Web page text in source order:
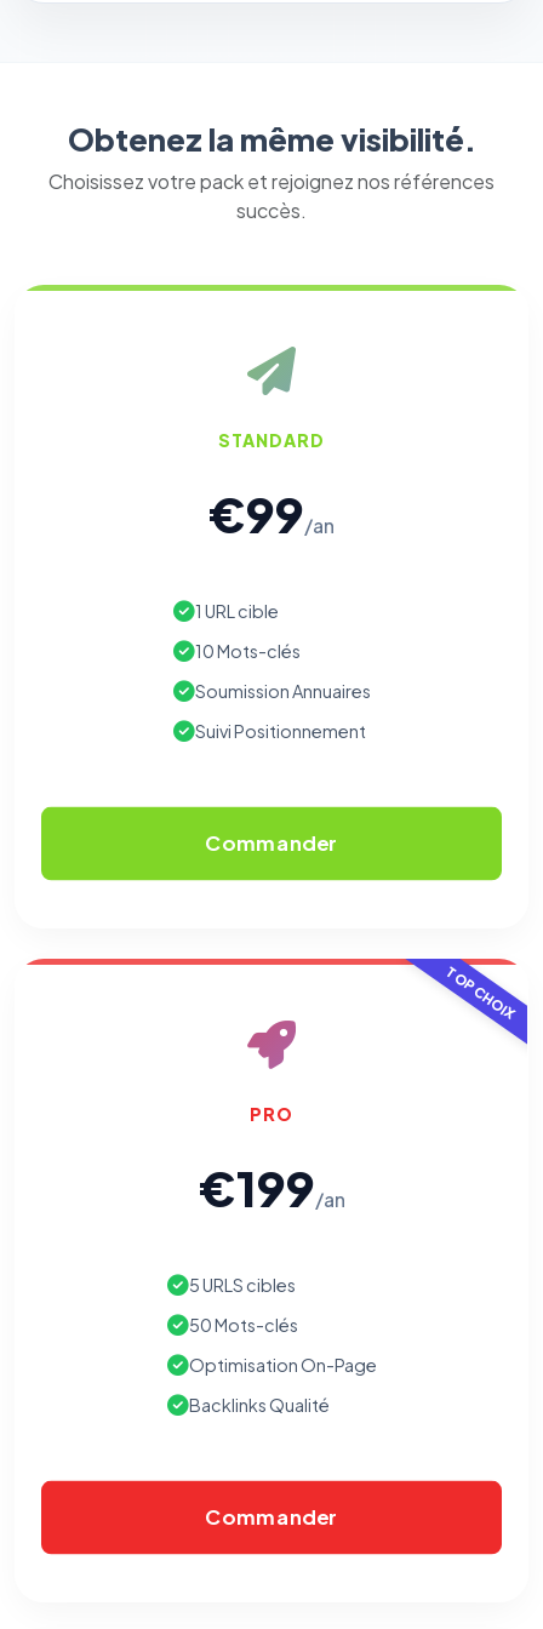
Obtenez la même visibilité.
Choisissez votre pack et rejoignez nos références
succès.
STANDARD
€99/an
1 URL cible
10 Mots-clés
Soumission Annuaires
Suivi Positionnement
Commander
TOP CHOIX
PRO
€199/an
5 URLS cibles
50 Mots-clés
Optimisation On-Page
Backlinks Qualité
Commander